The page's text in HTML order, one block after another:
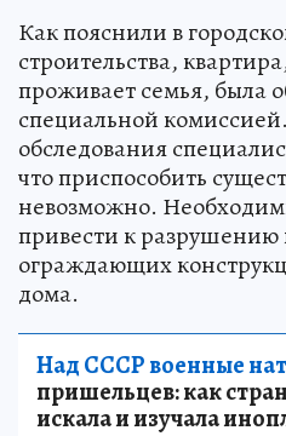
Как пояснили в
строительства,
проживает семья, была
специальной
обследования
что приспособить
невозможно.
привести к
ограждающих
дома.
Над СССР военные
пришельцев: как
искала и изучала